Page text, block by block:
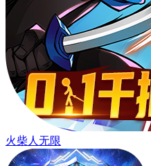
火柴人无限